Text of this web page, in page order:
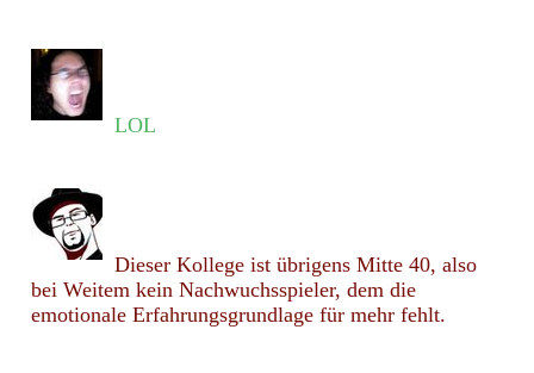
LOL
Dieser Kollege ist übrigens Mitte 40, also
bei Weitem kein Nachwuchsspieler, dem die
emotionale Erfahrungsgrundlage für mehr fehlt.